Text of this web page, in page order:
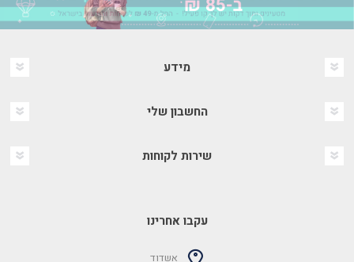
מידע
החשבון שלי
שירות לקוחות
עקבו אחרינו
אשדוד